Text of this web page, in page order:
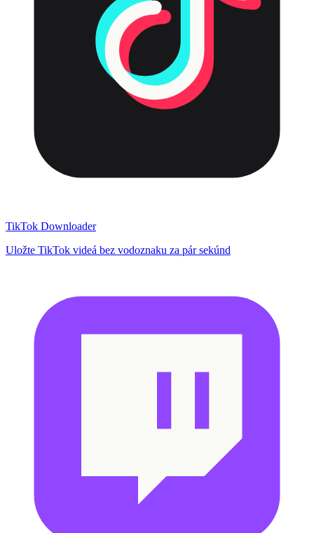
TikTok Downloader
Uložte TikTok videá bez vodoznaku za pár sekúnd